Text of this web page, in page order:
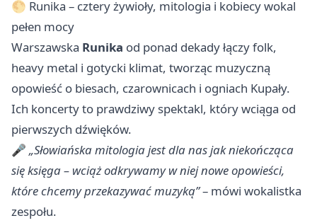
🌕 Runika – cztery żywioły, mitologia i kobiecy wokal
pełen mocy
Warszawska Runika od ponad dekady łączy folk,
heavy metal i gotycki klimat, tworząc muzyczną
opowieść o biesach, czarownicach i ogniach Kupały.
Ich koncerty to prawdziwy spektakl, który wciąga od
pierwszych dźwięków.
🎤 „Słowiańska mitologia jest dla nas jak niekończąca
się księga – wciąż odkrywamy w niej nowe opowieści,
które chcemy przekazywać muzyką”– mówi wokalistka
zespołu.